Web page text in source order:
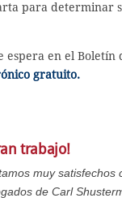
para
en el
gratuito.
trabajo!
muy
de Carl